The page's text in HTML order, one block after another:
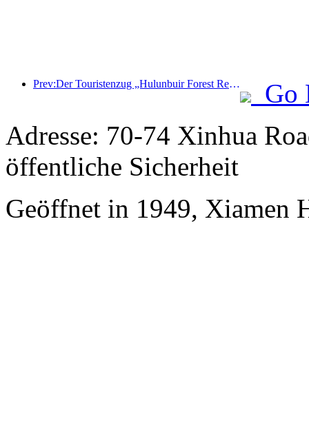
Prev:Der Touristenzug „Hulunbuir Forest Rendezvous - Daxinganling Express - Starlight Train - Tianyi Journey“ tritt seine Jungfernfahrt an.
Go
Adresse: 70-74 Xinhua
öffentliche Sicherheit
Geöffnet in 1949, Xiamen